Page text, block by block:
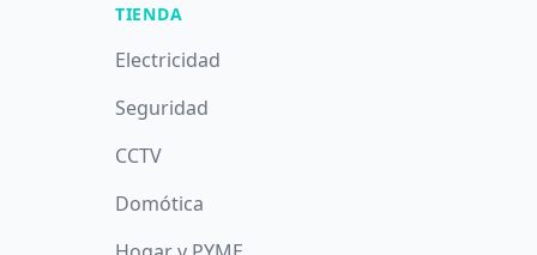
TIENDA
Electricidad
Seguridad
CCTV
Domótica